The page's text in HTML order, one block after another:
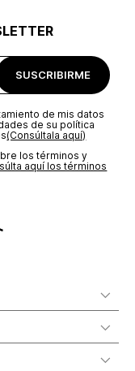
SUSCRIBIRME
de mis datos
de su política
(Consúltala aquí)
los términos y
aquí los términos